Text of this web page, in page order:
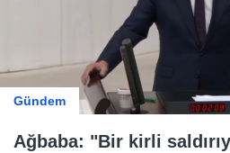
Gündem
Ağbaba: "Bir kirli